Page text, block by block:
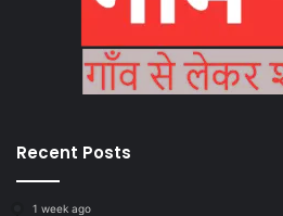
Recent Posts
1 week ago